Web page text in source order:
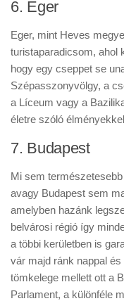
6. Eger
Eger, mint Heves
turistaparadicsom, ahol
hogy egy cseppet se
Szépasszonyvölgy, a
a Líceum vagy a
életre szóló
7. Budapest
Mi sem
avagy Budapest sem
amelyben hazánk
belvárosi régió így
a többi kerületben is
vár majd ránk nappal
tömkelege mellett ott a
Parlament, a különféle